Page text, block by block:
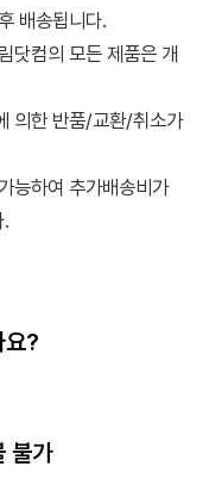
배송됩니다.
닷컴의 모든 제품은 개
의한 반품/교환/취소가
능하여 추가배송비가
.
요?
불가